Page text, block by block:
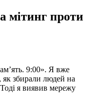
мітинг проти
9:00». Я вже
як збирали людей на
я виявив мережу